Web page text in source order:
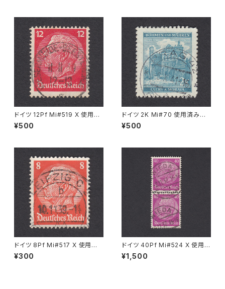
ドイツ 12Pf Mi#519 X 使用済
み切手｜WESERMÜNDE-GE
ESTEMÜNDE 11.11.1939
¥500
ドイツ 2K Mi#70 使用済み切
手｜PRAG 6.X.1941
¥500
ドイツ 8Pf Mi#517 X 使用済
み切手｜LEIPZIG 10.11.1939
¥300
ドイツ 40Pf Mi#524 X 使用済
み切手｜WIEDA 2.11.1937
¥1,500